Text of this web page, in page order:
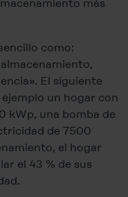
más
como:
El siguiente
un hogar con
kWp, una bomba de
de 7500
el hogar
el 43 % de sus